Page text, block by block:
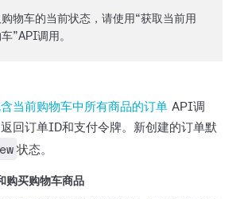
物车的当前状态，请使用“获取当前用
”API调用。
当前购物车中所有商品的订单 API调
回订单ID和支付令牌。新创建的订单默
状态。
购买购物车商品